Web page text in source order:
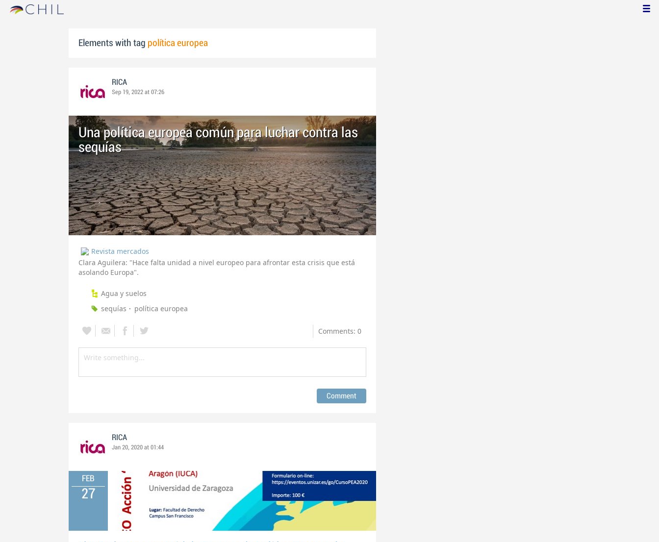
Elements with tag política europea
RICA
Sep 19, 2022 at 07:26
Una política europea común para luchar contra las
sequías
Revista mercados
Clara Aguilera: "Hace falta unidad a nivel europeo para afrontar esta crisis que está
asolando Europa".
Agua y suelos
sequías
política europea
Comments: 0
RICA
Jan 20, 2020 at 01:44
FEB
27